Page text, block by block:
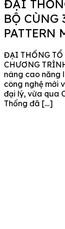
ĐẠI
BỘ CÙNG
PATTERN
ĐẠI THỐNG TỔ
CHƯƠNG
nâng cao năng
công nghệ mới
đại lý, vừa qua
Thống đã […]